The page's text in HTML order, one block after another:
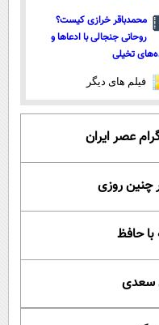
محمدباقر خرازی کیست؟
روحانی جنجالی با ادعاها و
تخیلی
فیلم های دیگر
عصر ایران
حافظ
سعدی